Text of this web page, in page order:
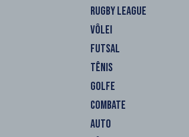
RUGBY LEAGUE
VÔLEI
FUTSAL
TÊNIS
GOLFE
COMBATE
AUTO